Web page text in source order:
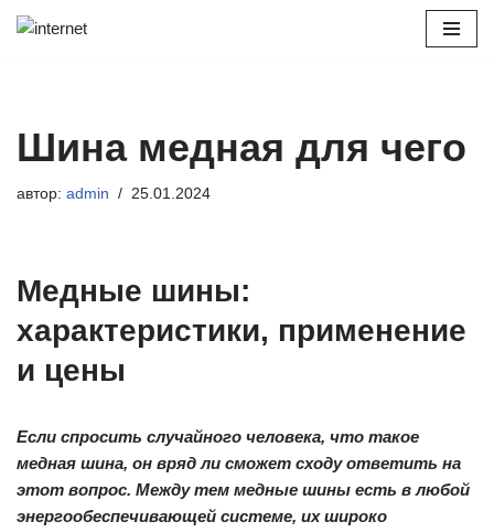
Шина медная для чего
автор: admin 25.01.2024
Медные шины:
характеристики, применение
и цены
Если спросить случайного человека, что такое
медная шина, он вряд ли сможет сходу ответить на
этот вопрос. Между тем медные шины есть в любой
энергообеспечивающей системе, их широко